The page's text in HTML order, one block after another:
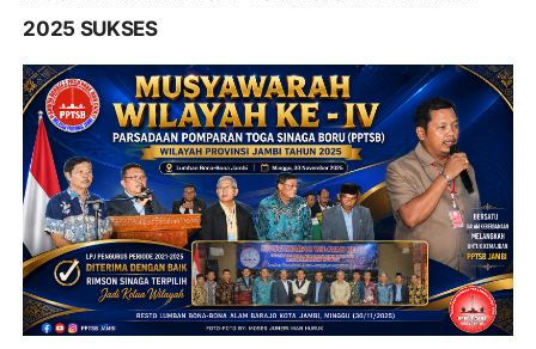
2025 SUKSES